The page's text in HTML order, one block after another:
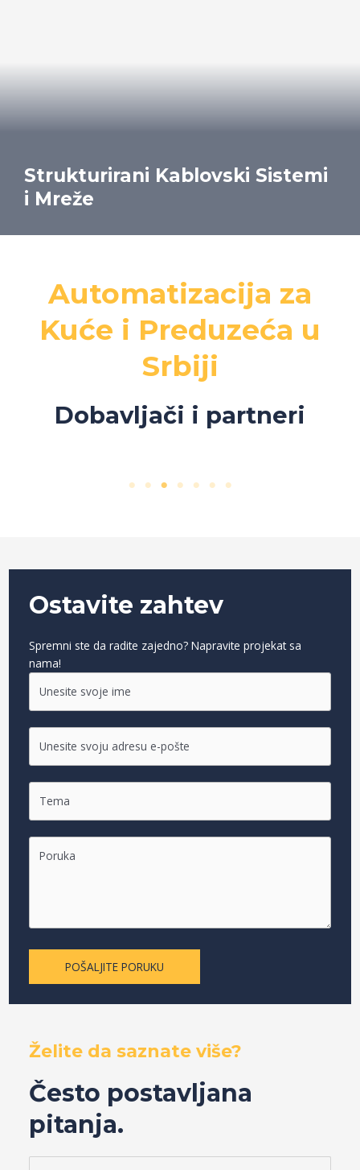
Strukturirani Kablovski Sistemi
i Mreže
Automatizacija za
Kuće i Preduzeća u
Srbiji
Dobavljači i partneri
Ostavite zahtev
Spremni ste da radite zajedno? Napravite projekat sa
nama!
POŠALJITE PORUKU
Želite da saznate više?
Često postavljana
pitanja.